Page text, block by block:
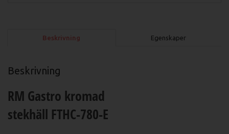
Beskrivning Egenskaper
Beskrivning
RM Gastro kromad
stekhäll FTHC-780-E